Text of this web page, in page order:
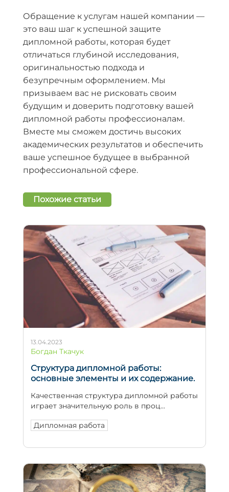
Обращение к услугам нашей компании —
это ваш шаг к успешной защите
дипломной работы, которая будет
отличаться глубиной исследования,
оригинальностью подхода и
безупречным оформлением. Мы
призываем вас не рисковать своим
будущим и доверить подготовку вашей
дипломной работы профессионалам.
Вместе мы сможем достичь высоких
академических результатов и обеспечить
ваше успешное будущее в выбранной
профессиональной сфере.
Похожие статьи
13.04.2023
Богдан Ткачук
Структура дипломной работы:
основные элементы и их содержание.
Качественная структура дипломной работы
играет значительную роль в проц...
Дипломная работа